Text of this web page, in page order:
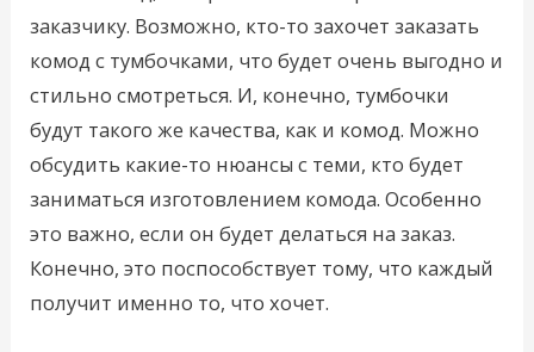
заказчику. Возможно, кто-то захочет заказать
комод с тумбочками, что будет очень выгодно и
стильно смотреться. И, конечно, тумбочки
будут такого же качества, как и комод. Можно
обсудить какие-то нюансы с теми, кто будет
заниматься изготовлением комода. Особенно
это важно, если он будет делаться на заказ.
Конечно, это поспособствует тому, что каждый
получит именно то, что хочет.